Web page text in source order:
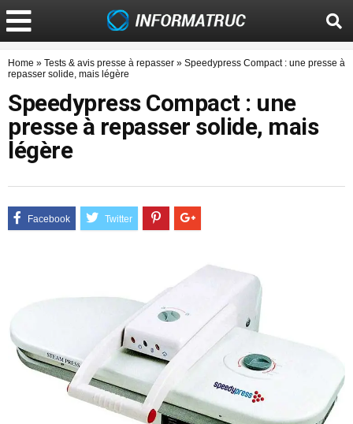
Home » Tests & avis presse à repasser » Speedypress Compact : une presse à
repasser solide, mais légère
Speedypress Compact : une
presse à repasser solide, mais
légère